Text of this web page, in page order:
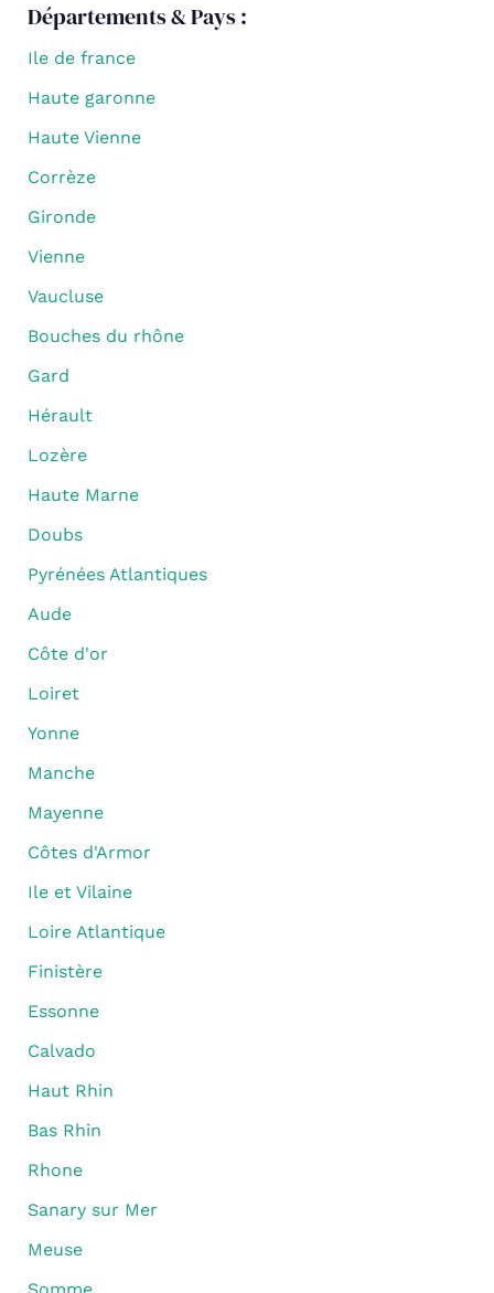
Départements & Pays :
Ile de france
Haute garonne
Haute Vienne
Corrèze
Gironde
Vienne
Vaucluse
Bouches du rhône
Gard
Hérault
Lozère
Haute Marne
Doubs
Pyrénées Atlantiques
Aude
Côte d'or
Loiret
Yonne
Manche
Mayenne
Côtes d'Armor
Ile et Vilaine
Loire Atlantique
Finistère
Essonne
Calvado
Haut Rhin
Bas Rhin
Rhone
Sanary sur Mer
Meuse